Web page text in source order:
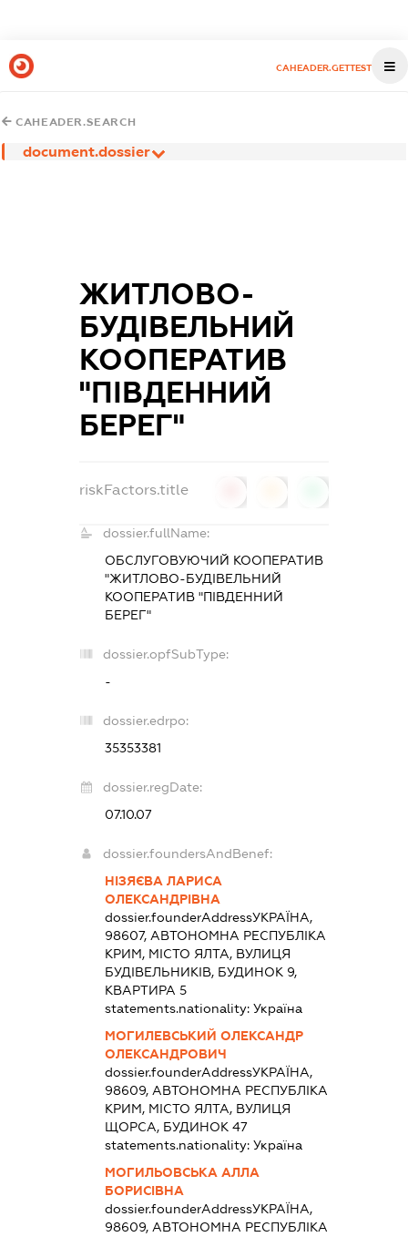
CAHEADER.GETTEST
CAHEADER.SEARCH
document.dossier
ЖИТЛОВО-
БУДІВЕЛЬНИЙ
КООПЕРАТИВ
"ПІВДЕННИЙ
БЕРЕГ"
riskFactors.title
dossier.fullName:
ОБСЛУГОВУЮЧИЙ КООПЕРАТИВ
"ЖИТЛОВО-БУДІВЕЛЬНИЙ
КООПЕРАТИВ "ПІВДЕННИЙ
БЕРЕГ"
dossier.opfSubType:
-
dossier.edrpo:
35353381
dossier.regDate:
07.10.07
dossier.foundersAndBenef:
НІЗЯЄВА ЛАРИСА
ОЛЕКСАНДРІВНА
dossier.founderAddressУКРАЇНА,
98607, АВТОНОМНА РЕСПУБЛІКА
КРИМ, МІСТО ЯЛТА, ВУЛИЦЯ
БУДІВЕЛЬНИКІВ, БУДИНОК 9,
КВАРТИРА 5
statements.nationality:Україна
МОГИЛЕВСЬКИЙ ОЛЕКСАНДР
ОЛЕКСАНДРОВИЧ
dossier.founderAddressУКРАЇНА,
98609, АВТОНОМНА РЕСПУБЛІКА
КРИМ, МІСТО ЯЛТА, ВУЛИЦЯ
ЩОРСА, БУДИНОК 47
statements.nationality:Україна
МОГИЛЬОВСЬКА АЛЛА
БОРИСІВНА
dossier.founderAddressУКРАЇНА,
98609, АВТОНОМНА РЕСПУБЛІКА